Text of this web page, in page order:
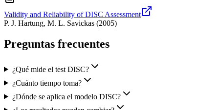
Validity and Reliability of DISC Assessment
P. J. Hartung, M. L. Savickas (2005)
Preguntas frecuentes
¿Qué mide el test DISC?
¿Cuánto tiempo toma?
¿Dónde se aplica el modelo DISC?